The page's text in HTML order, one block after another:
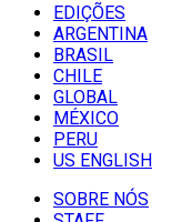
EDIÇÕES
ARGENTINA
BRASIL
CHILE
GLOBAL
MÉXICO
PERU
US ENGLISH
SOBRE NÓS